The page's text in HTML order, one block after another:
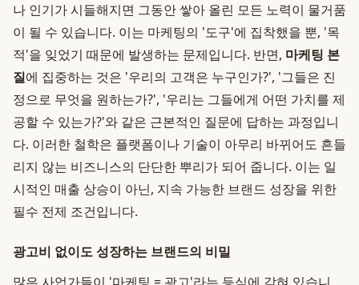
나 인기가 시들해지면 그동안 쌓아 올린 모든 노력이 물거품
이 될 수 있습니다. 이는 마케팅의 '도구'에 집착했을 뿐, '목
적'을 잊었기 때문에 발생하는 문제입니다. 반면, 마케팅 본
질에 집중하는 것은 '우리의 고객은 누구인가?', '그들은 진
정으로 무엇을 원하는가?', '우리는 그들에게 어떤 가치를 제
공할 수 있는가?'와 같은 근본적인 질문에 답하는 과정입니
다. 이러한 철학은 플랫폼이나 기술이 아무리 바뀌어도 흔들
리지 않는 비즈니스의 단단한 뿌리가 되어 줍니다. 이는 일
시적인 매출 상승이 아닌, 지속 가능한 브랜드 성장을 위한
필수 전제 조건입니다.
광고비 없이도 성장하는 브랜드의 비밀